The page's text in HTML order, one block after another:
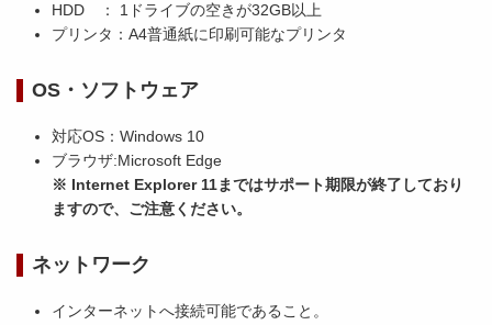
HDD ： 1ドライブの空きが32GB以上
プリンタ：A4普通紙に印刷可能なプリンタ
OS・ソフトウェア
対応OS：Windows 10
ブラウザ:Microsoft Edge
※ Internet Explorer 11まではサポート期限が終了しており
ますので、ご注意ください。
ネットワーク
インターネットへ接続可能であること。